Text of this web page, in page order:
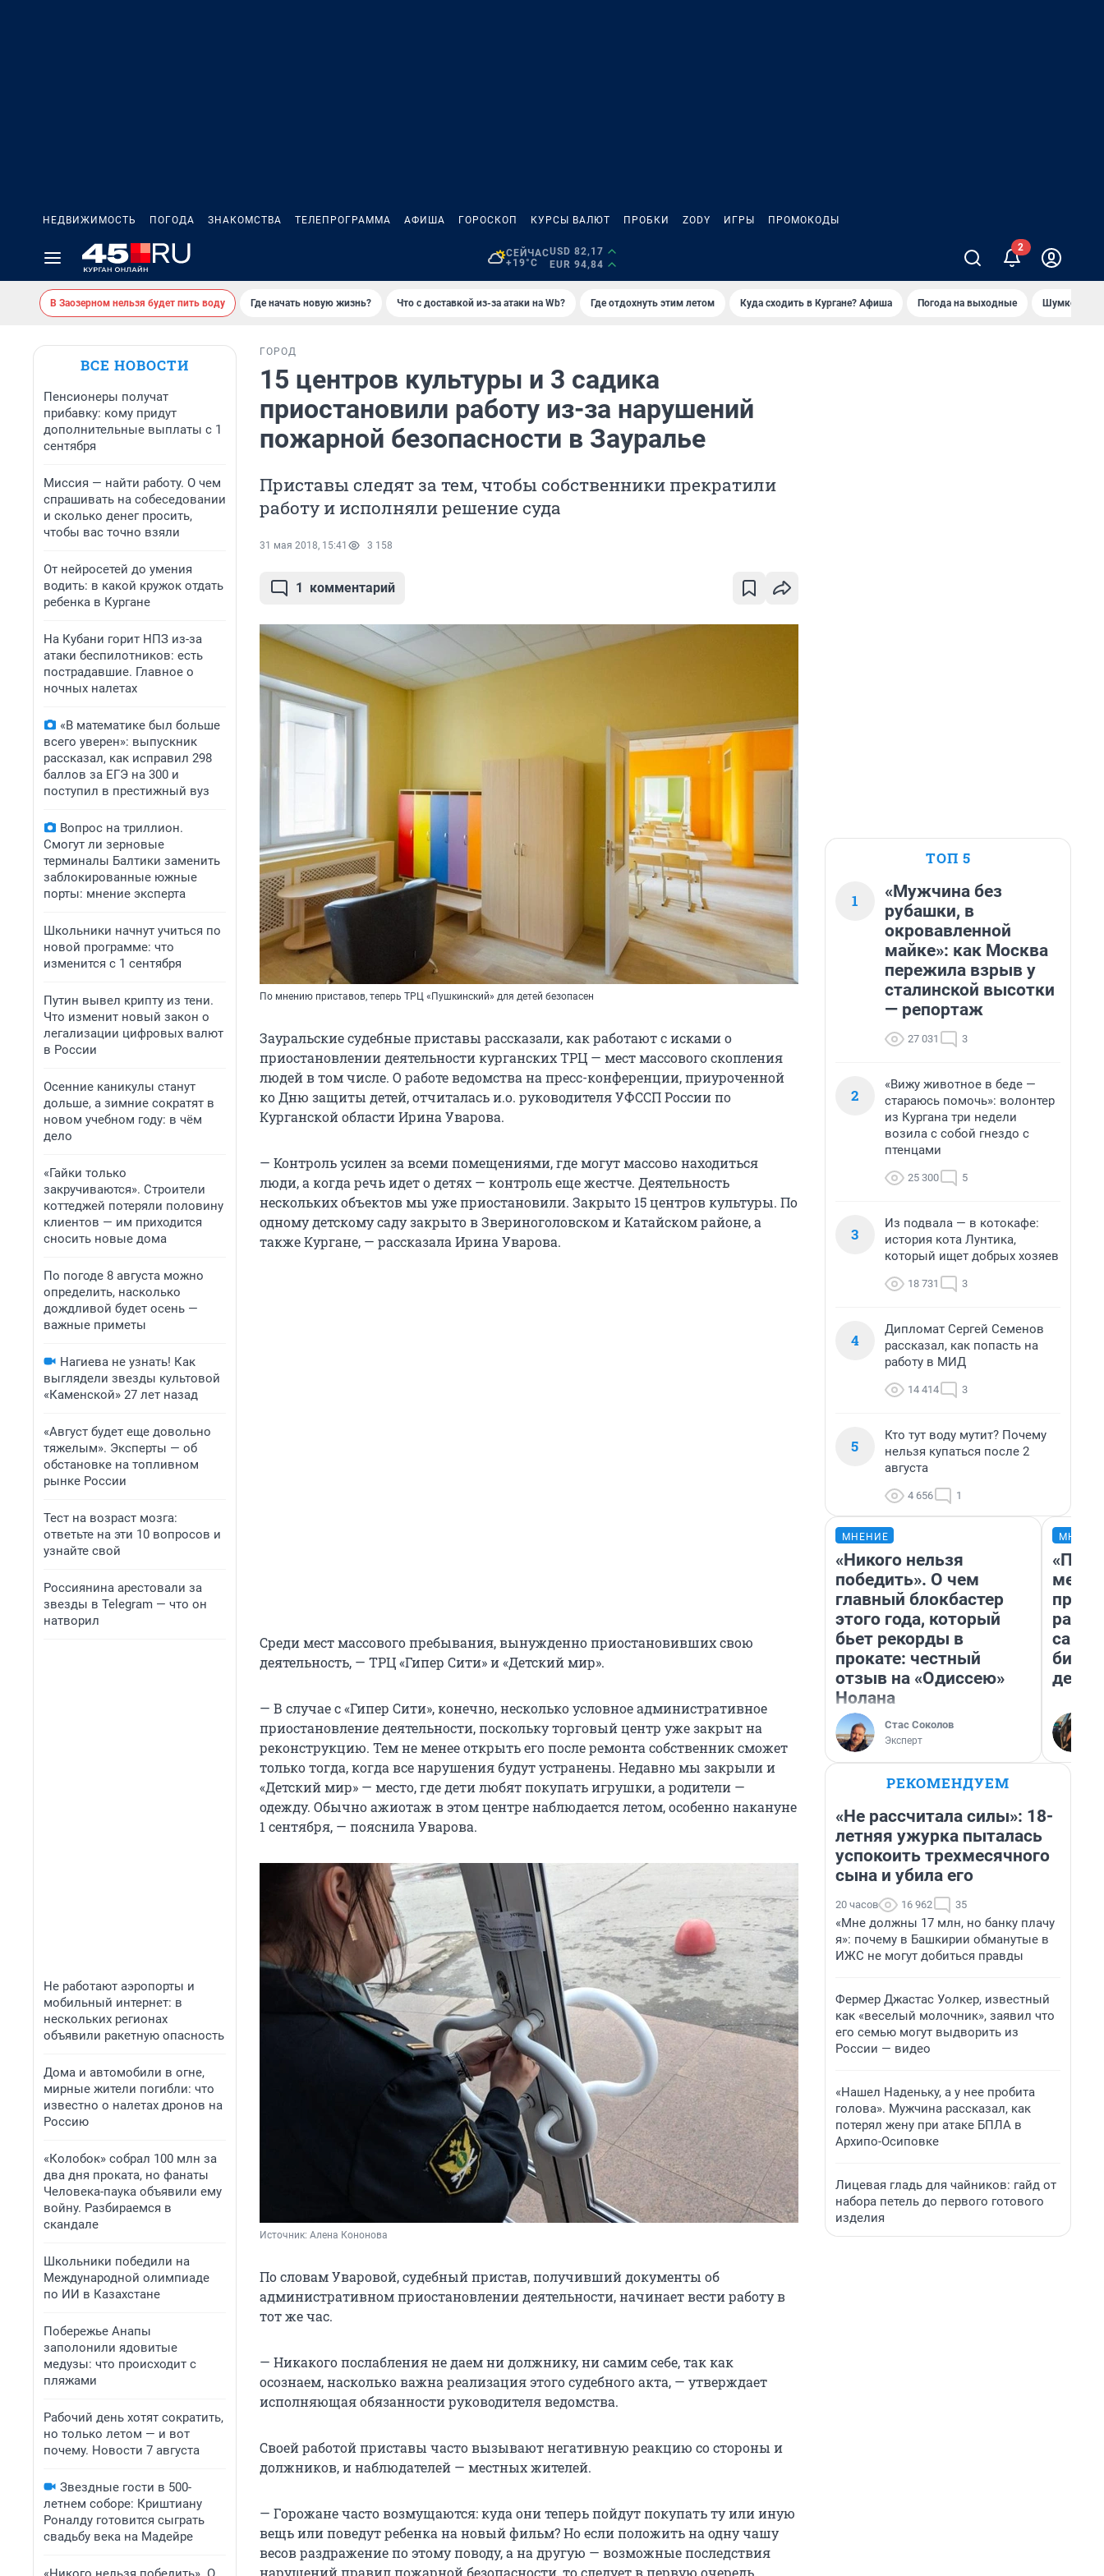
НЕДВИЖИМОСТЬ ПОГОДА ЗНАКОМСТВА ТЕЛЕПРОГРАММА АФИША ГОРОСКОП КУРСЫ ВАЛЮТ ПРОБКИ ZODY ИГРЫ ПРОМОКОДЫ
СЕЙЧАС
+19°C
USD 82,17
EUR 94,84
В Заозерном нельзя будет пить воду Где начать новую жизнь? Что с доставкой из-за атаки на Wb? Где отдохнуть этим летом Куда сходить в Кургане? Афиша Погода на выходные Шумков в
ВСЕ НОВОСТИ
Пенсионеры получат
прибавку: кому придут
дополнительные выплаты с 1
сентября
Миссия — найти работу. О чем
спрашивать на собеседовании
и сколько денег просить,
чтобы вас точно взяли
От нейросетей до умения
водить: в какой кружок отдать
ребенка в Кургане
На Кубани горит НПЗ из-за
атаки беспилотников: есть
пострадавшие. Главное о
ночных налетах
«В математике был больше
всего уверен»: выпускник
рассказал, как исправил 298
баллов за ЕГЭ на 300 и
поступил в престижный вуз
Вопрос на триллион.
Смогут ли зерновые
терминалы Балтики заменить
заблокированные южные
порты: мнение эксперта
Школьники начнут учиться по
новой программе: что
изменится с 1 сентября
Путин вывел крипту из тени.
Что изменит новый закон о
легализации цифровых валют
в России
Осенние каникулы станут
дольше, а зимние сократят в
новом учебном году: в чём
дело
«Гайки только
закручиваются». Строители
коттеджей потеряли половину
клиентов — им приходится
сносить новые дома
По погоде 8 августа можно
определить, насколько
дождливой будет осень —
важные приметы
Нагиева не узнать! Как
выглядели звезды культовой
«Каменской» 27 лет назад
«Август будет еще довольно
тяжелым». Эксперты — об
обстановке на топливном
рынке России
Тест на возраст мозга:
ответьте на эти 10 вопросов и
узнайте свой
Россиянина арестовали за
звезды в Telegram — что он
натворил
Не работают аэропорты и
мобильный интернет: в
нескольких регионах
объявили ракетную опасность
Дома и автомобили в огне,
мирные жители погибли: что
известно о налетах дронов на
Россию
«Колобок» собрал 100 млн за
два дня проката, но фанаты
Человека-паука объявили ему
войну. Разбираемся в
скандале
Школьники победили на
Международной олимпиаде
по ИИ в Казахстане
Побережье Анапы
заполонили ядовитые
медузы: что происходит с
пляжами
Рабочий день хотят сократить,
но только летом — и вот
почему. Новости 7 августа
Звездные гости в 500-
летнем соборе: Криштиану
Роналду готовится сыграть
свадьбу века на Мадейре
ГОРОД
15 центров культуры и 3 садика
приостановили работу из-за нарушений
пожарной безопасности в Зауралье
Приставы следят за тем, чтобы собственники прекратили
работу и исполняли решение суда
31 мая 2018, 15:41 3 158
1 комментарий
По мнению приставов, теперь ТРЦ «Пушкинский» для детей безопасен
Зауральские судебные приставы рассказали, как работают с исками о
приостановлении деятельности курганских ТРЦ — мест массового скопления
людей в том числе. О работе ведомства на пресс-конференции, приуроченной
ко Дню защиты детей, отчиталась и.о. руководителя УФССП России по
Курганской области Ирина Уварова.
— Контроль усилен за всеми помещениями, где могут массово находиться
люди, а когда речь идет о детях — контроль еще жестче. Деятельность
нескольких объектов мы уже приостановили. Закрыто 15 центров культуры. По
одному детскому саду закрыто в Звериноголовском и Катайском районе, а
также Кургане, — рассказала Ирина Уварова.
Среди мест массового пребывания, вынужденно приостановивших свою
деятельность, — ТРЦ «Гипер Сити» и «Детский мир».
— В случае с «Гипер Сити», конечно, несколько условное административное
приостановление деятельности, поскольку торговый центр уже закрыт на
реконструкцию. Тем не менее открыть его после ремонта собственник сможет
только тогда, когда все нарушения будут устранены. Недавно мы закрыли и
«Детский мир» — место, где дети любят покупать игрушки, а родители —
одежду. Обычно ажиотаж в этом центре наблюдается летом, особенно накануне
1 сентября, — пояснила Уварова.
Источник: Алена Кононова
По словам Уваровой, судебный пристав, получивший документы об
административном приостановлении деятельности, начинает вести работу в
тот же час.
— Никакого послабления не даем ни должнику, ни самим себе, так как
осознаем, насколько важна реализация этого судебного акта, — утверждает
исполняющая обязанности руководителя ведомства.
Своей работой приставы часто вызывают негативную реакцию со стороны и
должников, и наблюдателей — местных жителей.
— Горожане часто возмущаются: куда они теперь пойдут покупать ту или иную
вещь или поведут ребенка на новый фильм? Но если положить на одну чашу
весов раздражение по этому поводу, а на другую — возможные последствия
нарушений правил пожарной безопасности, то следует в первую очередь
ТОП 5
1
«Мужчина без
рубашки, в
окровавленной
майке»: как Москва
пережила взрыв у
сталинской высотки
— репортаж
27 031 3
2
«Вижу животное в беде —
стараюсь помочь»: волонтер
из Кургана три недели
возила с собой гнездо с
птенцами
25 300 5
3
Из подвала — в котокафе:
история кота Лунтика,
который ищет добрых хозяев
18 731 3
4
Дипломат Сергей Семенов
рассказал, как попасть на
работу в МИД
14 414 3
5
Кто тут воду мутит? Почему
нельзя купаться после 2
августа
4 656 1
МНЕНИЕ
«Никого нельзя
победить». О чем
главный блокбастер
этого года, который
бьет рекорды в
прокате: честный
отзыв на «Одиссею»
Нолана
Стас Соколов
Эксперт
РЕКОМЕНДУЕМ
«Не рассчитала силы»: 18-
летняя ужурка пыталась
успокоить трехмесячного
сына и убила его
20 часов 16 962 35
«Мне должны 17 млн, но банку плачу
я»: почему в Башкирии обманутые в
ИЖС не могут добиться правды
Фермер Джастас Уолкер, известный
как «веселый молочник», заявил что
его семью могут выдворить из
России — видео
«Нашел Наденьку, а у нее пробита
голова». Мужчина рассказал, как
потерял жену при атаке БПЛА в
Архипо-Осиповке
Лицевая гладь для чайников: гайд от
набора петель до первого готового
изделия